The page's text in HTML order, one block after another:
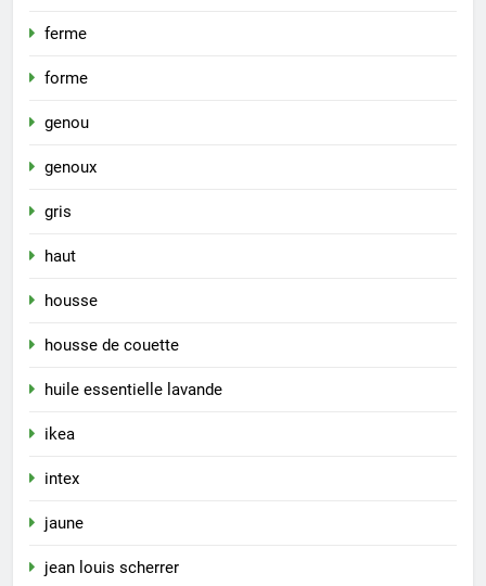
ferme
forme
genou
genoux
gris
haut
housse
housse de couette
huile essentielle lavande
ikea
intex
jaune
jean louis scherrer